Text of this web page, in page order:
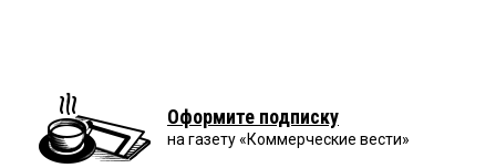
Оформите подписку
на газету «Коммерческие вести»